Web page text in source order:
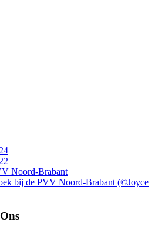
Noord-Brabant
bij de PVV Noord-Brabant (©Joyce